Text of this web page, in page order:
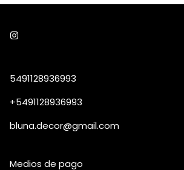
5491128936993
+5491128936993
bluna.decor@gmail.com
Medios de pago